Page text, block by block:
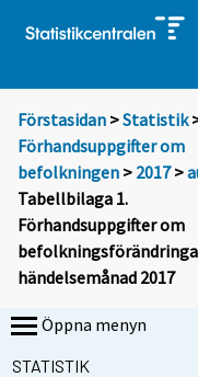
Förstasidan >Statistik
Förhandsuppgifter om
befolkningen > 2017>
Tabellbilaga 1.
Förhandsuppgifter om
händelsemånad 2017
Öppna menyn
STATISTIK